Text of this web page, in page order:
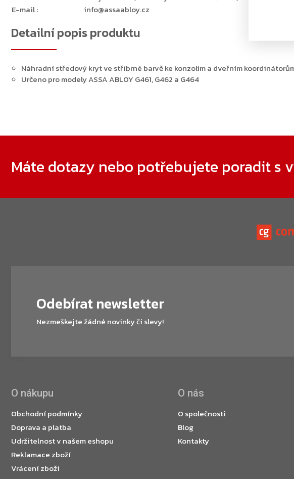
Detailní popis produktu
Náhradní středový kryt ve stříbrné barvě ke konzolím a dveřním
Určeno pro modely ASSA ABLOY G461, G462 a G464
E-mail: info@assaabloy.cz
Máte dotazy nebo potřebujete poradit s
Odebírat newsletter
Nezmeškejte žádné novinky či slevy!
O nákupu
Obchodní podmínky
Doprava a platba
Udržitelnost v našem eshopu
Reklamace zboží
Vrácení zboží
O nás
O společnosti
Blog
Kontakty